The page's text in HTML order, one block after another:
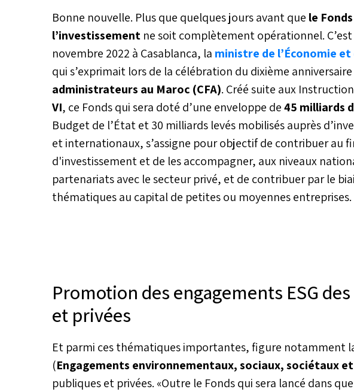
Bonne nouvelle. Plus que quelques jours avant que le
l’investissement ne soit complètement opérationnel. C’est
novembre 2022 à Casablanca, la ministre de l’Économie et
qui s’exprimait lors de la célébration du dixième
administrateurs au Maroc (CFA). Créé suite aux
VI, ce Fonds qui sera doté d’une enveloppe de45 milliards
Budget de l’État et 30 milliards levés mobilisés auprès
et internationaux, s’assigne pour objectif de contribuer au
d'investissement et de les accompagner, aux niveaux
partenariats avec le secteur privé, et de contribuer par le
thématiques au capital de petites ou moyennes entreprises.
Promotion des engagements ESG
et privées
Et parmi ces thématiques importantes, figure notamment
(Engagements environnementaux, sociaux, sociétaux
publiques et privées. «Outre le Fonds qui sera lancé dans